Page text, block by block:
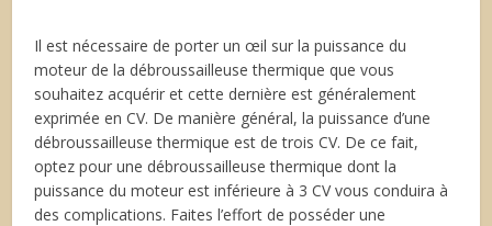
Il est nécessaire de porter un œil sur la puissance du
moteur de la débroussailleuse thermique que vous
souhaitez acquérir et cette dernière est généralement
exprimée en CV. De manière général, la puissance d’une
débroussailleuse thermique est de trois CV. De ce fait,
optez pour une débroussailleuse thermique dont la
puissance du moteur est inférieure à 3 CV vous conduira à
des complications. Faites l’effort de posséder une